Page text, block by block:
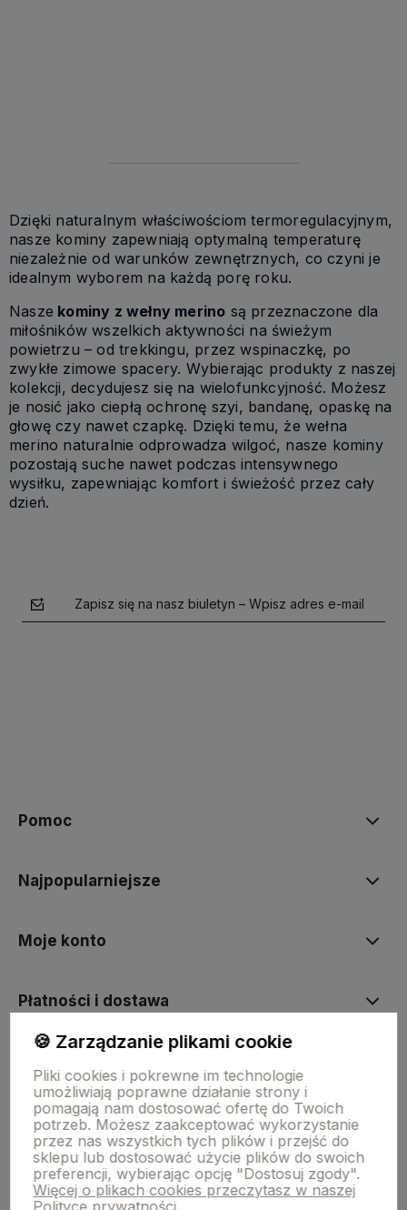
Dzięki naturalnym właściwościom termoregulacyjnym,
nasze kominy zapewniają optymalną temperaturę
niezależnie od warunków zewnętrznych, co czyni je
idealnym wyborem na każdą porę roku.
Nasze kominy z wełny merino są przeznaczone dla
miłośników wszelkich aktywności na świeżym
powietrzu – od trekkingu, przez wspinaczkę, po
zwykłe zimowe spacery. Wybierając produkty z naszej
kolekcji, decydujesz się na wielofunkcyjność. Możesz
je nosić jako ciepłą ochronę szyi, bandanę, opaskę na
głowę czy nawet czapkę. Dzięki temu, że wełna
merino naturalnie odprowadza wilgoć, nasze kominy
pozostają suche nawet podczas intensywnego
wysiłku, zapewniając komfort i świeżość przez cały
dzień.
Zapisz się na nasz biuletyn – Wpisz adres e-mail
Pomoc
Najpopularniejsze
Moje konto
Płatności i dostawa
O nas
Szablon Shoper Modern 3.0™ od GrowCommerce
🍪 Zarządzanie plikami cookie
Pliki cookies i pokrewne im technologie
umożliwiają poprawne działanie strony i
pomagają nam dostosować ofertę do Twoich
potrzeb. Możesz zaakceptować wykorzystanie
przez nas wszystkich tych plików i przejść do
sklepu lub dostosować użycie plików do swoich
preferencji, wybierając opcję "Dostosuj zgody".
Więcej o plikach cookies przeczytasz w naszej
Polityce prywatności.